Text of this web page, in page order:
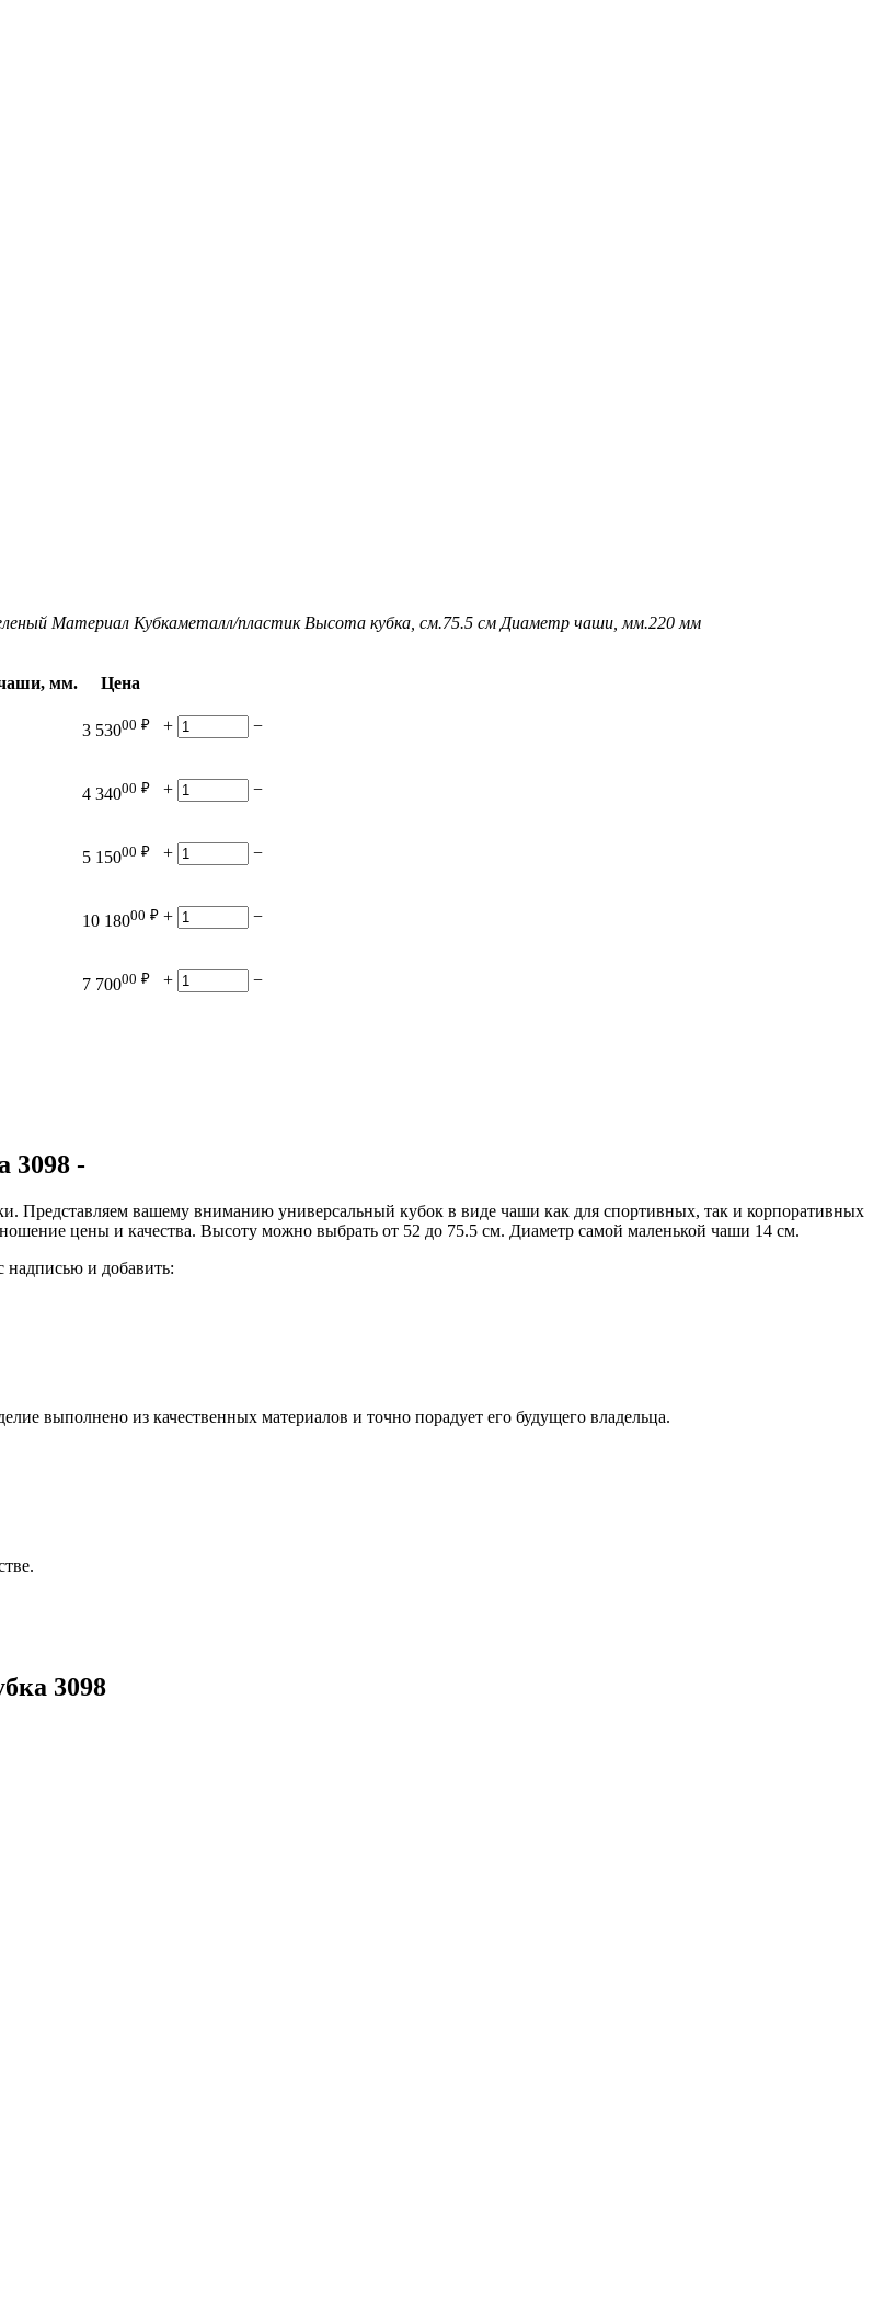
Материал Кубкаметалл/пластик Высота кубка, см.75.5 см Диаметр чаши, мм.220 мм
мм. Цена
3 53000 ₽ + −
4 34000 ₽ + −
5 15000 ₽ + −
10 18000 ₽ + −
7 70000 ₽ + −
3098 -
Представляем вашему вниманию универсальный кубок в виде чаши как для спортивных, так и корпоративных
цены и качества. Высоту можно выбрать от 52 до 75.5 см. Диаметр самой маленькой чаши 14 см.
надписью и добавить:
выполнено из качественных материалов и точно порадует его будущего владельца.
3098